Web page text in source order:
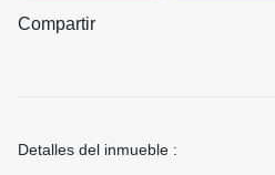
Compartir
Detalles del inmueble :